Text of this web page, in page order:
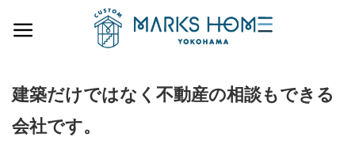
建築だけではなく不動産の相談もできる
会社です。